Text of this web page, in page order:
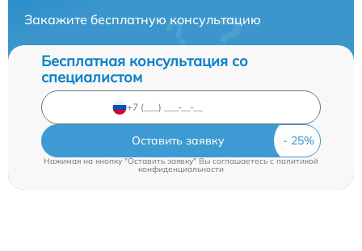
Закажите бесплатную консультацию
Бесплатная консультация со
специалистом
Оставить заявку
Нажимая на кнопку "Оставить заявку" Вы соглашаетесь cполитикой
конфиденциальности